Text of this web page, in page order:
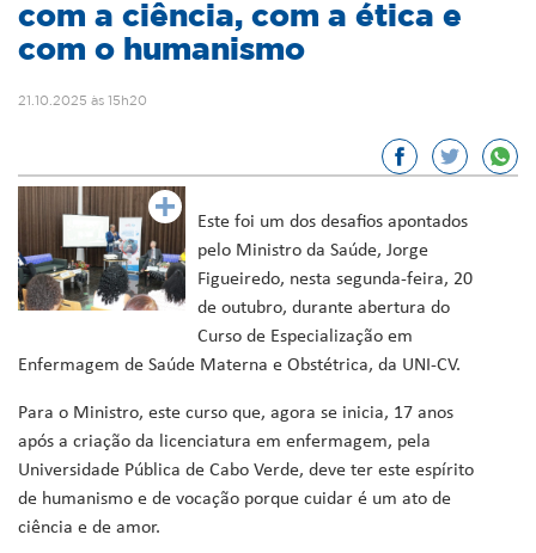
com a ciência, com a ética e
com o humanismo
21.10.2025 às 15h20
Este foi um dos desafios apontados
pelo Ministro da Saúde, Jorge
Figueiredo, nesta segunda-feira, 20
de outubro, durante abertura do
Curso de Especialização em
Enfermagem de Saúde Materna e Obstétrica, da UNI-CV.
Para o Ministro, este curso que, agora se inicia, 17 anos
após a criação da licenciatura em enfermagem, pela
Universidade Pública de Cabo Verde, deve ter este espírito
de humanismo e de vocação porque cuidar é um ato de
ciência e de amor.